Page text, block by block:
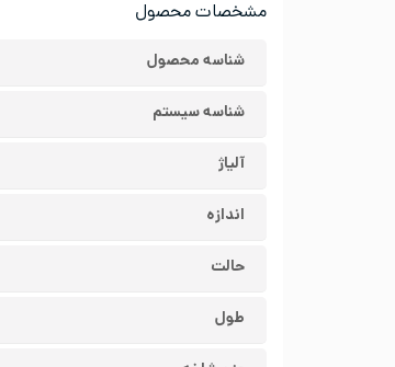
مشخصات محصول
شناسه محصول
شناسه سیستم
آلیاژ
اندازه
حالت
طول